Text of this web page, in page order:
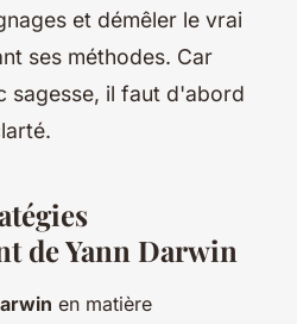
et démêler le vrai
ses méthodes. Car
sagesse, il faut d'abord
de Yann Darwin
en matière